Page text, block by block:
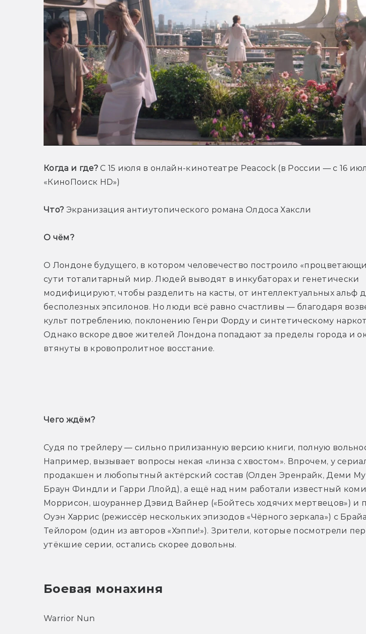
Когда и где? С 15 июля в онлайн-кинотеатре Peacock (в России — с 16
«КиноПоиск HD»)
Что? Экранизация антиутопического романа Олдоса Хаксли
О чём?
О Лондоне будущего, в котором человечество построило
сути тоталитарный мир. Людей выводят в инкубаторах и генетически
модифицируют, чтобы разделить на касты, от интеллектуальных альф
бесполезных эпсилонов. Но люди всё равно счастливы — благодаря
культ потреблению, поклонению Генри Форду и синтетическому
Однако вскоре двое жителей Лондона попадают за пределы города и
втянуты в кровопролитное восстание.
Чего ждём?
Судя по трейлеру — сильно прилизанную версию книги, полную
Например, вызывает вопросы некая «линза с хвостом». Впрочем, у
продакшен и любопытный актёрский состав (Олден Эренрайк, Деми
Браун Финдли и Гарри Ллойд), а ещё над ним работали известный
Моррисон, шоураннер Дэвид Вайнер («Бойтесь ходячих мертвецов») и
Оуэн Харрис (режиссёр нескольких эпизодов «Чёрного зеркала») с
Тейлором (один из авторов «Хэппи!»). Зрители, которые посмотрели
утёкшие серии, остались скорее довольны.
Боевая монахиня
Warrior Nun